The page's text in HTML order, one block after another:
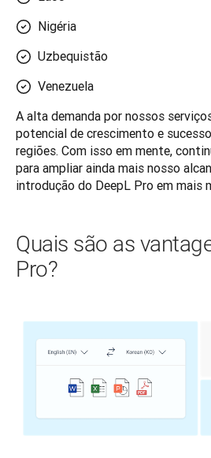
Nigéria
Uzbequistão
Venezuela
A alta demanda por nossos
potencial de crescimento e
regiões. Com isso em mente,
para ampliar ainda mais nosso
introdução do DeepL Pro em mais
Quais são as
Pro?